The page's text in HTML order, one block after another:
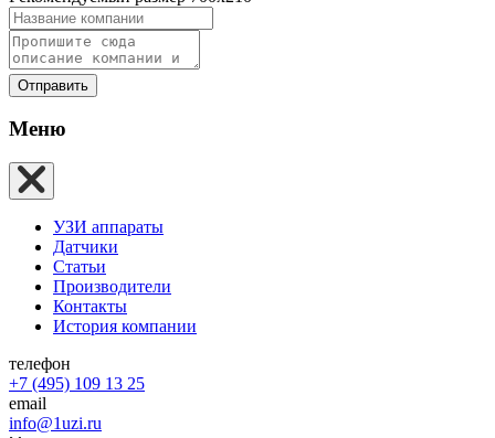
Отправить
Меню
УЗИ аппараты
Датчики
Статьи
Производители
Контакты
История компании
телефон
+7 (495) 109 13 25
email
info@1uzi.ru